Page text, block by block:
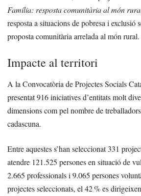
Família: resposta comunitària al món
resposta a situacions de pobresa i exclusió
proposta comunitària arrelada al món rural.
Impacte al territori
A la Convocatòria de Projectes Socials
presentat 916 iniciatives d’entitats molt
dimensions com pel nombre de
cadascuna.
Entre aquestes s’han seleccionat 331
atendre 121.525 persones en situació de
2.665 professionals i 9.065 persones
projectes seleccionats, el 42 % es